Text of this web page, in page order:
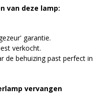
van deze lamp:
garantie.
verkocht.
de behuizing past perfect in
vervangen